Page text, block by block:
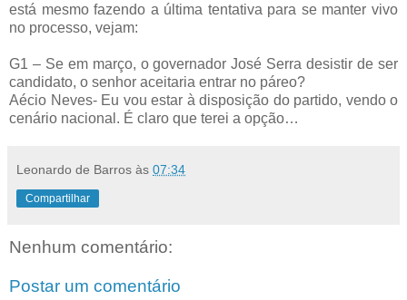
está mesmo fazendo a última tentativa para se manter vivo
no processo, vejam:
G1 – Se em março, o governador José Serra desistir de ser
candidato, o senhor aceitaria entrar no páreo?
Aécio Neves- Eu vou estar à disposição do partido, vendo o
cenário nacional. É claro que terei a opção…
Leonardo de Barros às 07:34
Compartilhar
Nenhum comentário:
Postar um comentário